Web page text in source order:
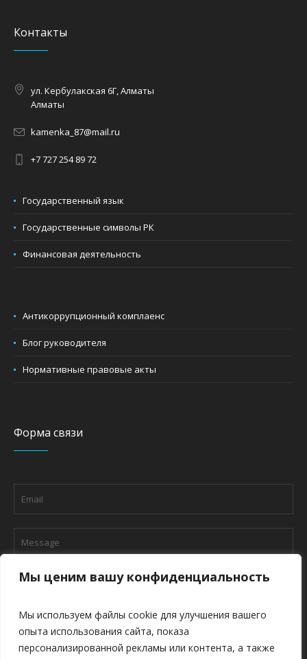
Мы ценим вашу конфиденциальность
Мы используем файлы cookie для улучшения вашего
опыта использования сайта, показа
персонализированной рекламы или контента, а также
Контакты
ул. Кербулакская 6Г, Алматы
Алматы
kamenka_87@mail.ru
+7 727 254 89 72
Государственный язык
Государственные символы РК
Финансовая деятельность
Антикоррупционный комплаенс
Блог руководителя
Нормативные правовые акты
Форма связи